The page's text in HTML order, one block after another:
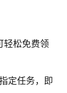
轻松免费领
定任务，即